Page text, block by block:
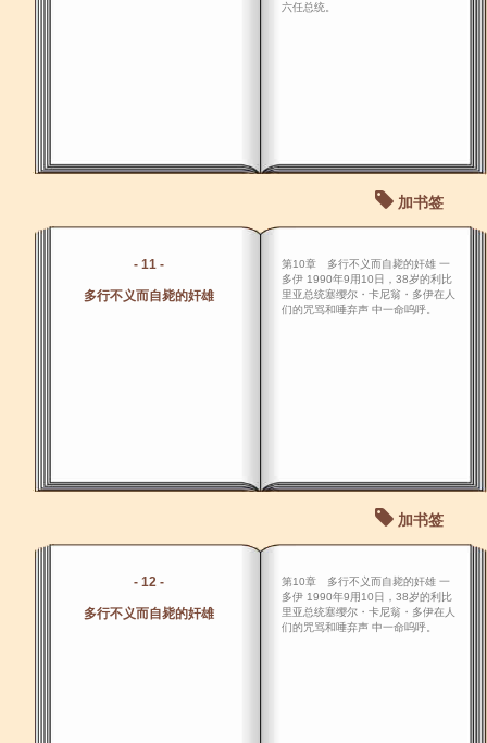
六任总统。
加书签
- 11 -
多行不义而自毙的奸雄
第10章 多行不义而自毙的奸雄 一
多伊 1990年9用10日，38岁的利比
里亚总统塞缨尔・卡尼翁・多伊在人
们的咒骂和唾弃声 中一命呜呼。
加书签
- 12 -
多行不义而自毙的奸雄
第10章 多行不义而自毙的奸雄 一
多伊 1990年9用10日，38岁的利比
里亚总统塞缨尔・卡尼翁・多伊在人
们的咒骂和唾弃声 中一命呜呼。